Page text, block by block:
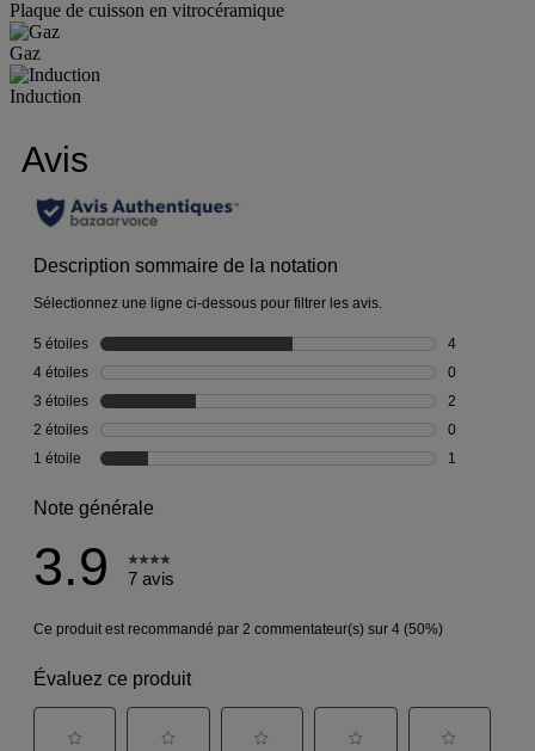
Plaque de cuisson en vitrocéramique
Gaz
Induction